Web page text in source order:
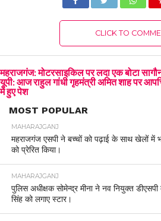
CLICK TO
महराजगंज: मोटरसाइकिल पर लदा एक बोटा
यूपी: आज राहुल गांधी गृहमंत्री अमित शाह पर
में हुए पेश
MOST POPULAR
MAHARAJGANJ
महराजगंज एसपी ने बच्चों को पढ़ाई के साथ खेलों में
को प्रेरित किया।
MAHARAJGANJ
पुलिस अधीक्षक सोमेन्द्र मीना ने नव नियुक्त
सिंह को लगाए स्टार।